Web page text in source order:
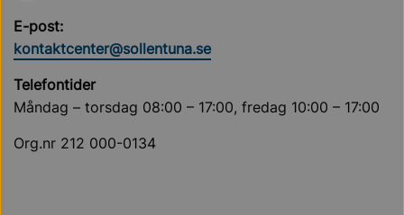
E-post:
kontaktcenter@sollentuna.se
Telefontider
Måndag – torsdag 08:00 – 17:00, fredag 10:00 – 17:00
Org.nr 212 000-0134